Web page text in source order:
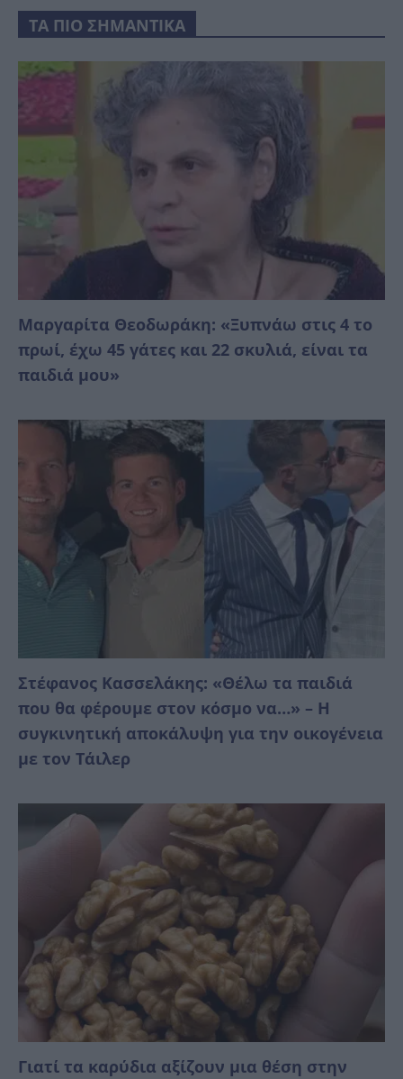
ΤΑ ΠΙΟ ΣΗΜΑΝΤΙΚΑ
Μαργαρίτα Θεοδωράκη: «Ξυπνάω στις 4 το
πρωί, έχω 45 γάτες και 22 σκυλιά, είναι τα
παιδιά μου»
Στέφανος Κασσελάκης: «Θέλω τα παιδιά
που θα φέρουμε στον κόσμο να…» – Η
συγκινητική αποκάλυψη για την οικογένεια
με τον Τάιλερ
Γιατί τα καρύδια αξίζουν μια θέση στην